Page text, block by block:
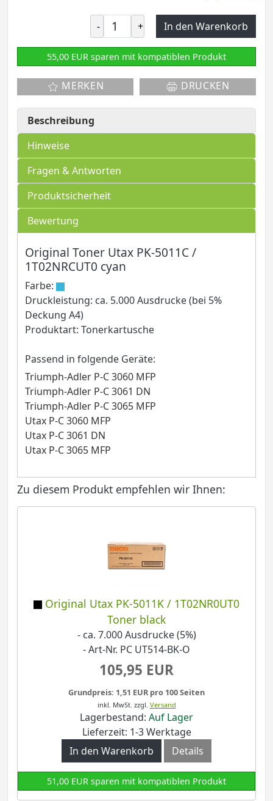
- + In den Warenkorb
55,00 EUR sparen mit kompatiblen Produkt
MERKEN DRUCKEN
Beschreibung
Hinweise
Fragen & Antworten
Produktsicherheit
Bewertung
Original Toner Utax PK-5011C /
1T02NRCUT0 cyan
Farbe:
Druckleistung: ca. 5.000 Ausdrucke (bei 5%
Deckung A4)
Produktart: Tonerkartusche
Passend in folgende Geräte:
Triumph-Adler P-C 3060 MFP
Triumph-Adler P-C 3061 DN
Triumph-Adler P-C 3065 MFP
Utax P-C 3060 MFP
Utax P-C 3061 DN
Utax P-C 3065 MFP
Zu diesem Produkt empfehlen wir Ihnen:
Original Utax PK-5011K / 1T02NR0UT0
Toner black
- ca. 7.000 Ausdrucke (5%)
- Art-Nr. PC UT514-BK-O
105,95 EUR
Grundpreis: 1,51 EUR pro 100 Seiten
inkl. MwSt. zzgl. Versand
Lagerbestand: Auf Lager
Lieferzeit: 1-3 Werktage
In den Warenkorb
Details
51,00 EUR sparen mit kompatiblen Produkt